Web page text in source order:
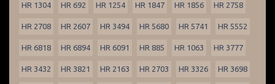
HR 1304 HR 692 HR 1254 HR 1847 HR 1856 HR 2758
HR 2708 HR 2607 HR 3494 HR 5680 HR 5741 HR 5552
HR 6818 HR 6894 HR 6091 HR 885 HR 1063 HR 3777
HR 3432 HR 3821 HR 2163 HR 2703 HR 3326 HR 3698